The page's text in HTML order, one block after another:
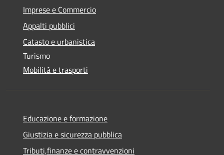
Imprese e Commercio
Appalti pubblici
Catasto e urbanistica
Turismo
Mobilità e trasporti
Educazione e formazione
Giustizia e sicurezza pubblica
Tributi,finanze e contravvenzioni